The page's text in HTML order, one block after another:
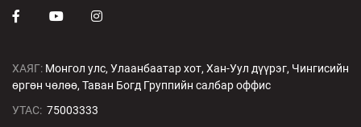
ХАЯГ: Монгол улс, Улаанбаатар хот, Хан-Уул дүүрэг, Чингисийн
өргөн чөлөө, Таван Богд Группийн салбар оффис
УТАС: 75003333